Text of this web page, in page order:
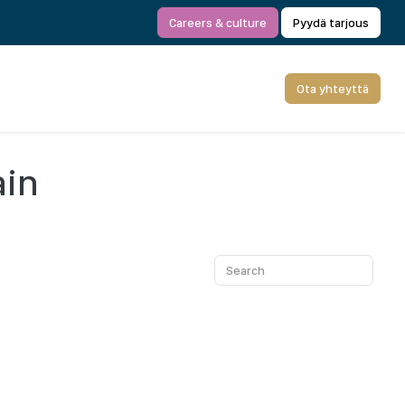
Careers & culture Pyydä tarjous
Ota yhteyttä